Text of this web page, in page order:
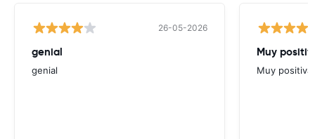
26-05-2026
genial
genial
Muy
Muy positiva